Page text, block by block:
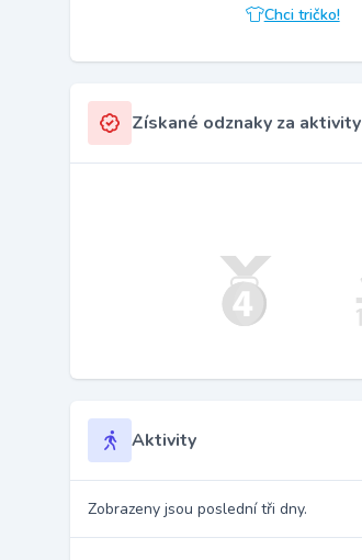
Chci tričko!
Získané odznaky za aktivity
Aktivity
Zobrazeny jsou poslední tři dny.